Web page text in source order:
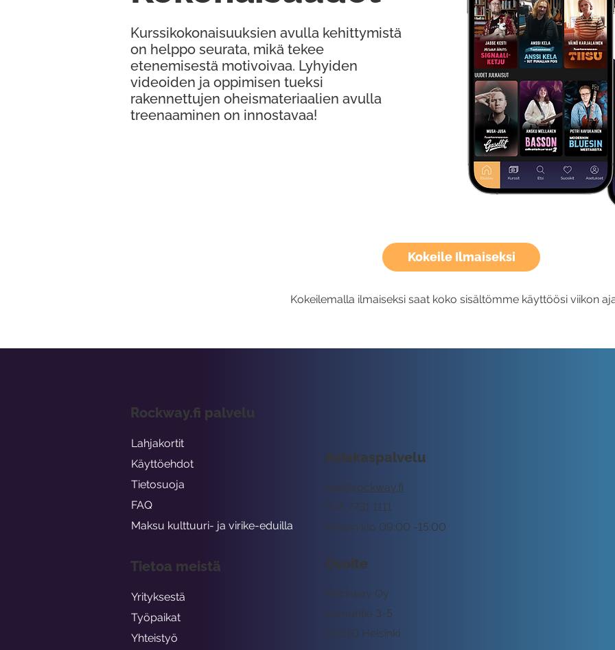
Kokeile Ilmaiseksi
Kokeilemalla ilmaiseksi saat koko sisältömme käyttöösi viikon
Kurssikokonaisuuksien avulla kehittymistä
on helppo seurata, mikä tekee
etenemisestä motivoivaa. Lyhyiden
videoiden ja oppimisen tueksi
rakennettujen oheismateriaalien avulla
treenaaminen on innostavaa!
Asiakaspalvelu
tuki@rockway.fi
Arkisin klo 09:00 -15:00
045 7731 1111
Osoite
Rockway Oy
Lemuntie 3-5
00510 Helsinki
Rockway.fi palvelu
Lahjakortit
Käyttöehdot
Tietosuoja
FAQ
Maksu kulttuuri- ja virike-eduilla
Tietoa meistä
Yrityksestä
Työpaikat
Yhteistyö